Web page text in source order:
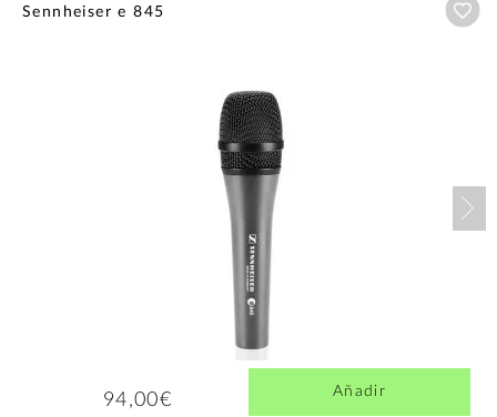
Sennheiser e 845
94,00€ Añadir